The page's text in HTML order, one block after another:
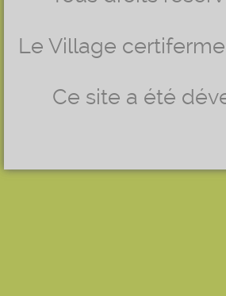
Le Village
Ce site a été